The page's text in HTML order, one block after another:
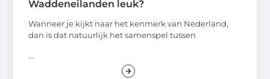
Waddeneilanden leuk?
Wanneer je kijkt naar het kenmerk van Nederland,
dan is dat natuurlijk het samenspel tussen
...